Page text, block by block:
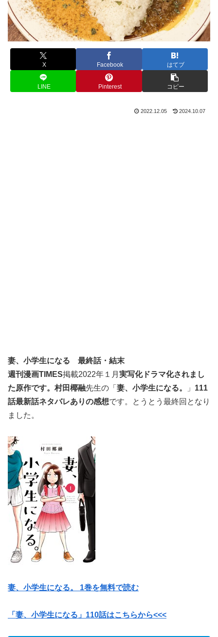
X Facebook はてブ
LINE Pinterest コピー
2022.12.05 2024.10.07
妻、小学生になる
最終話・結末
週刊漫画TIMES掲載2022年１月 実写化ドラマ化されまし
た原作です。村田椰融先生の「 妻、小学生になる。 」 111
話最新話ネタバレありの感想です。とうとう最終回となり
ました。
妻、小学生になる。 1巻を無料で読む
「妻、小学生になる」110話はこちらから<<<